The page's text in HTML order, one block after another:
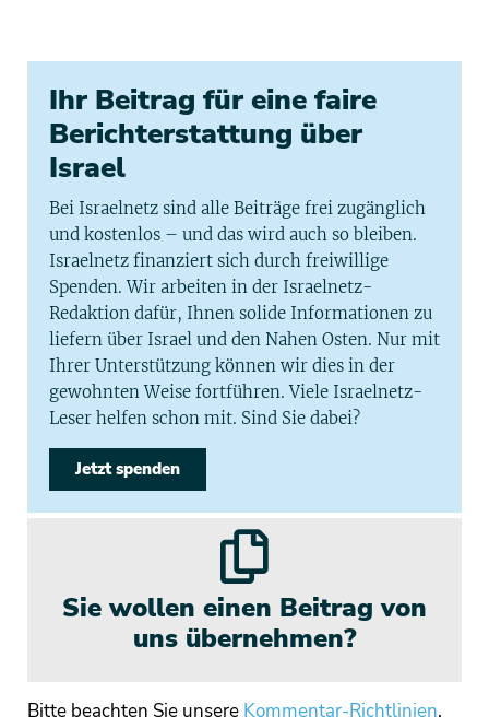
Ihr Beitrag für eine faire
Berichterstattung über
Israel
Bei Israelnetz sind alle Beiträge frei zugänglich
und kostenlos – und das wird auch so bleiben.
Israelnetz finanziert sich durch freiwillige
Spenden. Wir arbeiten in der Israelnetz-
Redaktion dafür, Ihnen solide Informationen zu
liefern über Israel und den Nahen Osten. Nur mit
Ihrer Unterstützung können wir dies in der
gewohnten Weise fortführen. Viele Israelnetz-
Leser helfen schon mit. Sind Sie dabei?
Jetzt spenden
Sie wollen einen Beitrag von
uns übernehmen?
Bitte beachten Sie unsere Kommentar-Richtlinien.